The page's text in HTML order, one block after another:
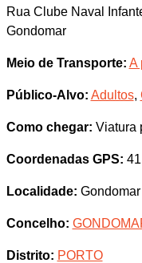
Rua Clube Naval
Gondomar
Meio de Transporte: A
Público-Alvo: Adultos,
Como chegar: Viatura
Coordenadas GPS:
Localidade: Gondomar
Concelho:
Distrito: PORTO